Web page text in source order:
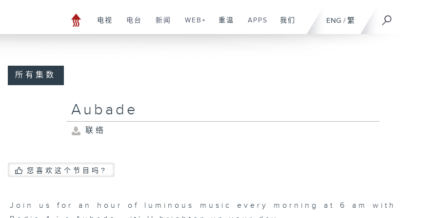
ENG / 繁
电视 电台 新闻 WEB+ 重温 APPS 我们
所有集数
Aubade
联络
您喜欢这个节目吗?
Join us for an hour of luminous music every morning at 6 am with